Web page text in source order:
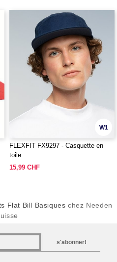
W1
FLEXFIT FX9297 - Casquette en
toile
15,99 CHF
Flat Bill Basiques chez Needen
s'abonner!